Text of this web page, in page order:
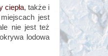
ciepła, także i
jest
nie jest też
lodowa